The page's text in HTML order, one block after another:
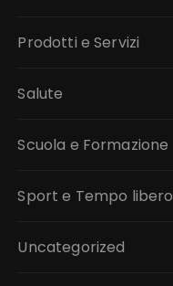
Prodotti e Servizi
Salute
Scuola e Formazione
Sport e Tempo libero
Uncategorized